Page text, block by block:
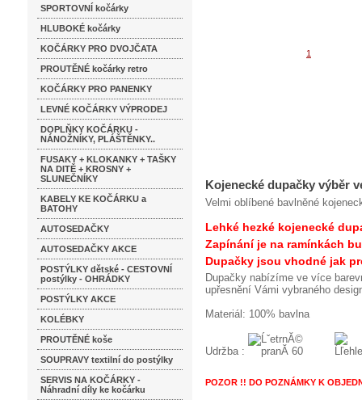
SPORTOVNÍ kočárky
HLUBOKÉ kočárky
KOČÁRKY PRO DVOJČATA
PROUTĚNÉ kočárky retro
KOČÁRKY PRO PANENKY
LEVNÉ KOČÁRKY VÝPRODEJ
DOPLŇKY KOČÁRKU -
NÁNOŽNÍKY, PLÁŠTĚNKY..
FUSAKY + KLOKANKY + TAŠKY
NA DITĚ + KROSNY +
SLUNEČNÍKY
KABELY KE KOČÁRKU a
BATOHY
AUTOSEDAČKY
AUTOSEDAČKY AKCE
POSTÝLKY dětské - CESTOVNÍ
postýlky - OHRÁDKY
POSTÝLKY AKCE
KOLÉBKY
PROUTĚNÉ koše
SOUPRAVY textilní do postýlky
SERVIS NA KOČÁRKY -
Náhradní díly ke kočárku
Kojenecké dupačky výběr
Velmi oblíbené bavlněné
Lehké hezké kojenecké
Zapínání je na ramínkách
Dupačky jsou vhodné jak
Dupačky nabízíme ve více
upřesnění Vámi vybraného
Materiál: 100% bavlna
Udržba :
POZOR !! DO POZNÁMKY K